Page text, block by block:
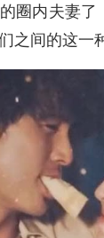
圈内夫妻了
之间的这一